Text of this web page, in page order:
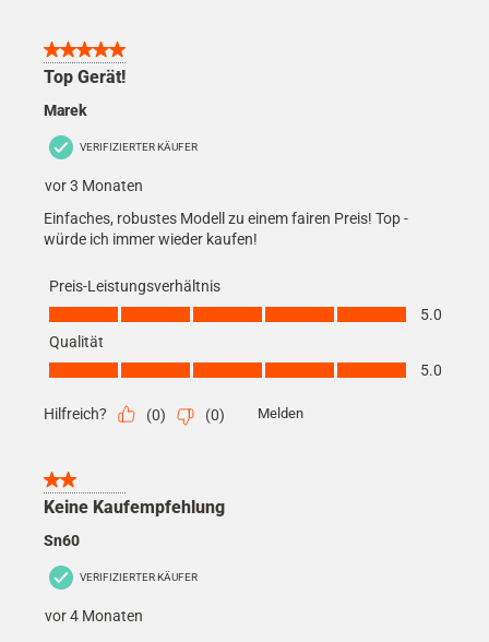
5 von 5 Sternen.
Top Gerät!
Marek
VERIFIZIERTER KÄUFER
vor 3 Monaten
Einfaches, robustes Modell zu einem fairen Preis! Top -
würde ich immer wieder kaufen!
Preis-Leistungsverhältnis
Preis-Leistungsverhältnis, 5.0 von 5
5.0
Qualität
Qualität, 5.0 von 5
5.0
Hilfreich? (0) (0) Melden
2 von 5 Sternen.
Keine Kaufempfehlung
Sn60
VERIFIZIERTER KÄUFER
vor 4 Monaten